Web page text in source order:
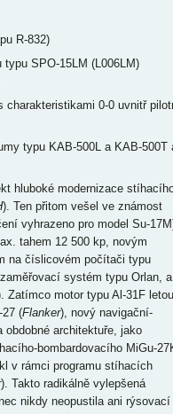
R-832)
SPO-15LM (L006LM)
0-0 uvnitř
typu KAB-500L a KAB-500T
hluboké modernizace
). Ten přitom vešel ve známost
vyhrazeno pro model Su-
tahem 12 500 kp, novým
na číslicovém počítači typu
systém typu Orlan, a
Zatímco motor typu Al-31F
(Flanker), nový navigační-
architektuře, jako
bombardovacího MiGu-
v rámci programu stíhacích
). Takto radikálně vylepšená
nikdy neopustila ani rýsovací